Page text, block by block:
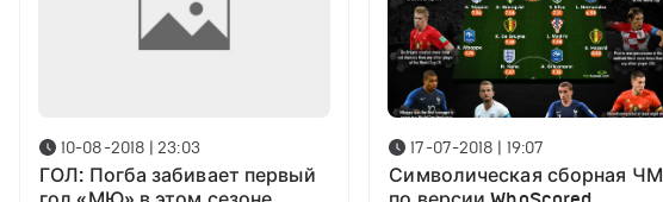
10-08-2018 | 23:03
ГОЛ: Погба забивает первый
17-07-2018 | 19:07
Символическая сборная ЧМ